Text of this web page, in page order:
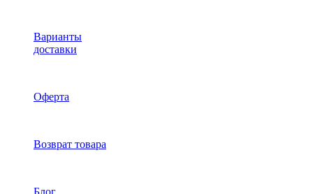
Варианты
доставки
Оферта
Возврат товара
Блог